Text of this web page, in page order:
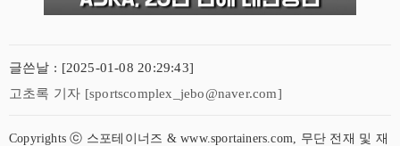
글쓴날 : [2025-01-08 20:29:43]
고초록 기자 [sportscomplex_jebo@naver.com]
Copyrights ⓒ 스포테이너즈 & www.sportainers.com, 무단 전재 및 재